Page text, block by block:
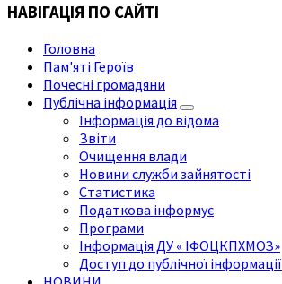
НАВІГАЦІЯ ПО САЙТІ
Головна
Пам'яті Героїв
Почесні громадяни
Публічна інформація
Інформація до відома
Звіти
Очищення влади
Новини служби зайнятості
Статистика
Податкова інформує
Програми
Інформація ДУ « ІФОЦКПХМОЗ»
Доступ до публічної інформації